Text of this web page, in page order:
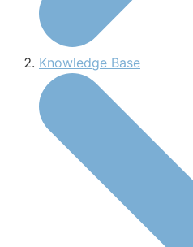
Knowledge Base